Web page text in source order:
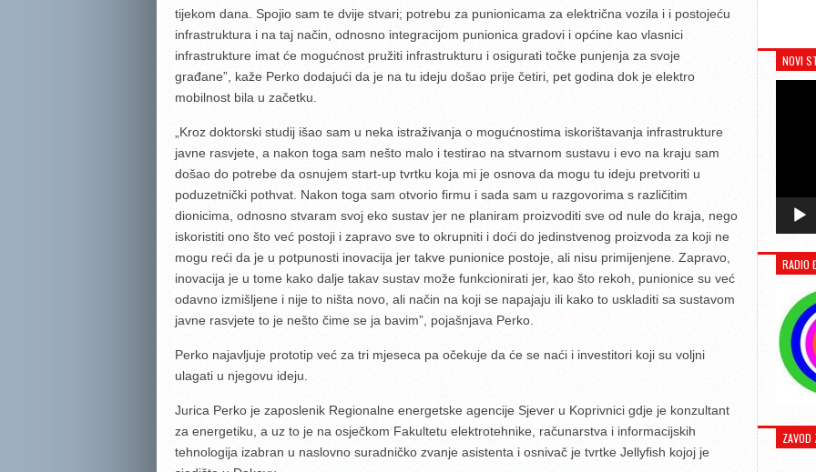
tijekom dana. Spojio sam te dvije stvari; potrebu za punionicama za električna vozila i i postojeću
infrastruktura i na taj način, odnosno integracijom punionica gradovi i općine kao vlasnici
infrastrukture imat će mogućnost pružiti infrastrukturu i osigurati točke punjenja za svoje
građane”, kaže Perko dodajući da je na tu ideju došao prije četiri, pet godina dok je elektro
mobilnost bila u začetku.
„Kroz doktorski studij išao sam u neka istraživanja o mogućnostima iskorištavanja infrastrukture
javne rasvjete, a nakon toga sam nešto malo i testirao na stvarnom sustavu i evo na kraju sam
došao do potrebe da osnujem start-up tvrtku koja mi je osnova da mogu tu ideju pretvoriti u
poduzetnički pothvat. Nakon toga sam otvorio firmu i sada sam u razgovorima s različitim
dionicima, odnosno stvaram svoj eko sustav jer ne planiram proizvoditi sve od nule do kraja, nego
iskoristiti ono što već postoji i zapravo sve to okrupniti i doći do jedinstvenog proizvoda za koji ne
mogu reći da je u potpunosti inovacija jer takve punionice postoje, ali nisu primijenjene. Zapravo,
inovacija je u tome kako dalje takav sustav može funkcionirati jer, kao što rekoh, punionice su već
odavno izmišljene i nije to ništa novo, ali način na koji se napajaju ili kako to uskladiti sa sustavom
javne rasvjete to je nešto čime se ja bavim”, pojašnjava Perko.
Perko najavljuje prototip već za tri mjeseca pa očekuje da će se naći i investitori koji su voljni
ulagati u njegovu ideju.
Jurica Perko je zaposlenik Regionalne energetske agencije Sjever u Koprivnici gdje je konzultant
za energetiku, a uz to je na osječkom Fakultetu elektrotehnike, računarstva i informacijskih
tehnologija izabran u naslovno suradničko zvanje asistenta i osnivač je tvrtke Jellyfish kojoj je
NOVI
RADIO
ZAVOD